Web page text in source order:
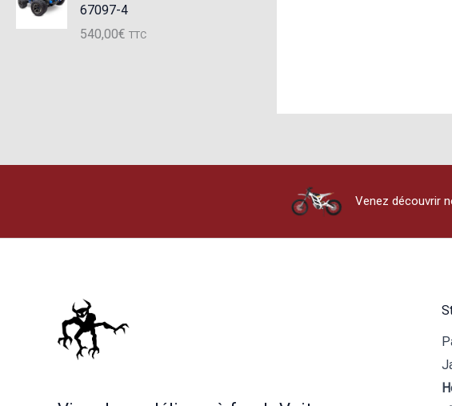
67097-4
540,00€ TTC
Venez découvrir